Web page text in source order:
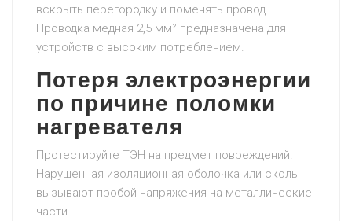
вскрыть перегородку и поменять провод.
Проводка медная 2,5 мм² предназначена для
устройств с высоким потреблением.
Потеря электроэнергии
по причине поломки
нагревателя
Протестируйте ТЭН на предмет повреждений.
Нарушенная изоляционная оболочка или сколы
вызывают пробой напряжения на металлические
части.